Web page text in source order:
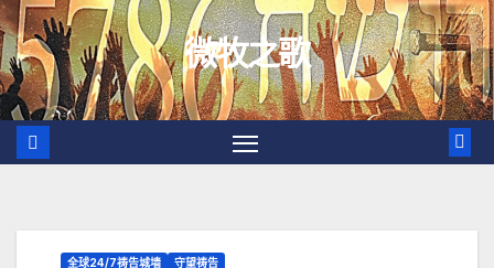
跳
至
内
容
微牧之歌
全球24/7祷告城墙 守望祷告